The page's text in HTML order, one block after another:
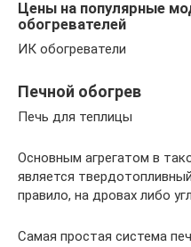
Цены на популярные
обогревателей
ИК обогреватели
Печной обогрев
Печь для теплицы
Основным агрегатом в
является
правило, на дровах либо
Самая простая система